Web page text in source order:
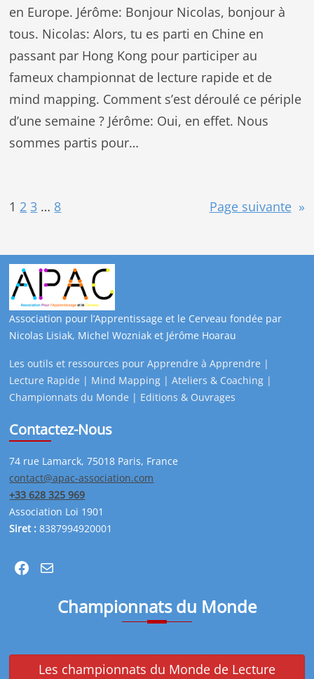
en Europe. Jérôme: Bonjour Nicolas, bonjour à
tous. Nicolas: Alors, tu es parti en Chine en
passant par Hong Kong pour participer au
fameux championnat de lecture rapide et de
mind mapping. Comment s’est déroulé ce périple
d’une semaine ? Jérôme: Oui, en effet. Nous
sommes partis pour…
1 2 3 … 8 Page suivante »
Association pour l’Apprentissage et le Cerveau fondée par
Nicolas Lisiak, Michel Wozniak et Jérôme Hoarau
Les outils et ressources pour Apprendre à Apprendre |
Lecture Rapide | Mind Mapping | Ateliers & Coaching |
Championnats du Monde | Editions & Ouvrages
Contactez-Nous
74 rue Lamarck, 75018 Paris, France
contact@apac-association.com
+33 628 325 969
Association Loi 1901
Siret :8387994920001
Facebook
Mail
Championnats du Monde
Les championnats du Monde de Lecture